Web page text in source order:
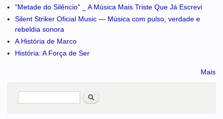
"Metade do Silêncio" _ A Música Mais Triste Que Já Escrevi
Silent Striker Oficial Music — Música com pulso, verdade e
rebeldia sonora
A História de Marco
História: A Força de Ser
Mais
Pesquisar
no portal